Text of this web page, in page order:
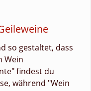
so gestaltet, dass
Wein
findest du
während "Wein